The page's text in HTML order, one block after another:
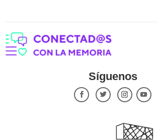
Síguenos